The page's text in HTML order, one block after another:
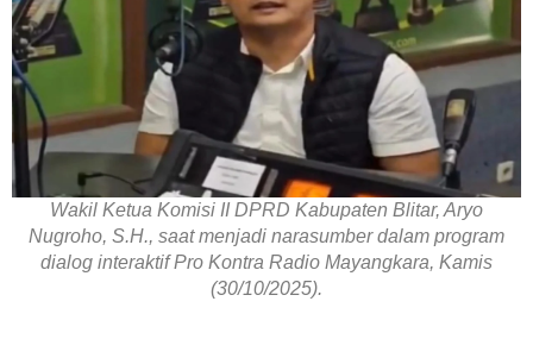
Wakil Ketua Komisi II DPRD Kabupaten Blitar, Aryo
Nugroho, S.H., saat menjadi narasumber dalam program
dialog interaktif Pro Kontra Radio Mayangkara, Kamis
(30/10/2025).